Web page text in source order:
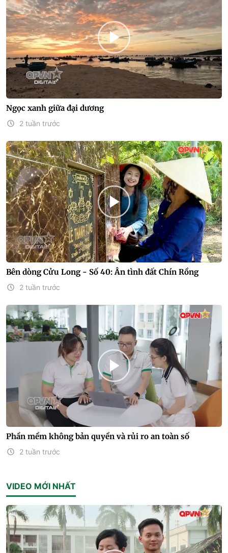
Ngọc xanh giữa đại dương
2 tuần trước
Bên dòng Cửu Long - Số 40: Ân tình đất Chín Rồng
2 tuần trước
Phần mềm không bản quyền và rủi ro an toàn số
2 tuần trước
VIDEO MỚI NHẤT